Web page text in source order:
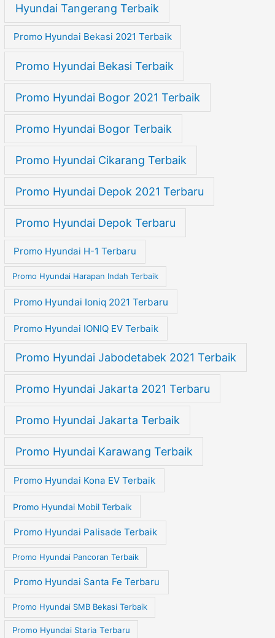
Hyundai Tangerang Terbaik
Promo Hyundai Bekasi 2021 Terbaik
Promo Hyundai Bekasi Terbaik
Promo Hyundai Bogor 2021 Terbaik
Promo Hyundai Bogor Terbaik
Promo Hyundai Cikarang Terbaik
Promo Hyundai Depok 2021 Terbaru
Promo Hyundai Depok Terbaru
Promo Hyundai H-1 Terbaru
Promo Hyundai Harapan Indah Terbaik
Promo Hyundai Ioniq 2021 Terbaru
Promo Hyundai IONIQ EV Terbaik
Promo Hyundai Jabodetabek 2021 Terbaik
Promo Hyundai Jakarta 2021 Terbaru
Promo Hyundai Jakarta Terbaik
Promo Hyundai Karawang Terbaik
Promo Hyundai Kona EV Terbaik
Promo Hyundai Mobil Terbaik
Promo Hyundai Palisade Terbaik
Promo Hyundai Pancoran Terbaik
Promo Hyundai Santa Fe Terbaru
Promo Hyundai SMB Bekasi Terbaik
Promo Hyundai Staria Terbaru